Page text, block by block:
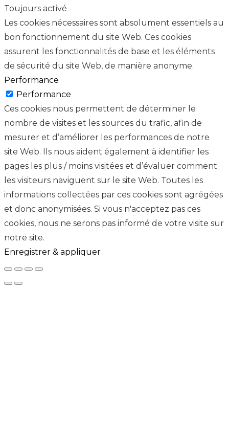
Toujours activé
Les cookies nécessaires sont absolument essentiels au
bon fonctionnement du site Web. Ces cookies
assurent les fonctionnalités de base et les éléments
de sécurité du site Web, de manière anonyme.
Performance
Performance
Ces cookies nous permettent de déterminer le
nombre de visites et les sources du trafic, afin de
mesurer et d’améliorer les performances de notre
site Web. Ils nous aident également à identifier les
pages les plus / moins visitées et d’évaluer comment
les visiteurs naviguent sur le site Web. Toutes les
informations collectées par ces cookies sont agrégées
et donc anonymisées. Si vous n'acceptez pas ces
cookies, nous ne serons pas informé de votre visite sur
notre site.
Enregistrer & appliquer